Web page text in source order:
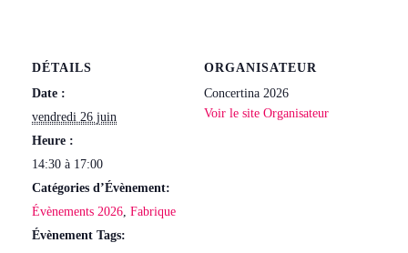
DÉTAILS
Date :
vendredi 26 juin
Heure :
14:30 à 17:00
Catégories d’Évènement:
Évènements 2026 Fabrique
Évènement Tags:
ORGANISATEUR
Concertina 2026
Voir le site Organisateur